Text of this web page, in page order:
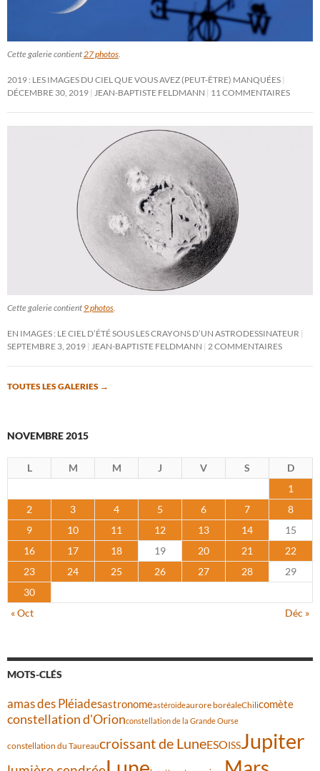
Cette galerie contient 27 photos
2019 : LES IMAGES DU CIEL QUE VOUS AVEZ (PEUT-ÊTRE) MANQUÉES
DÉCEMBRE 30, 2019
JEAN-BAPTISTE FELDMANN 11 COMMENTAIRES
Cette galerie contient 9 photos
EN IMAGES : LE CIEL D’ÉTÉ SOUS LES CRAYONS D’UN ASTRODESSINATEUR
SEPTEMBRE 3, 2019
JEAN-BAPTISTE FELDMANN 2 COMMENTAIRES
TOUTES LES GALERIES →
NOVEMBRE 2015
L M M J V S
D
1
2
3 4 5 6 7
8
9
10 11 12 13 14
15
16
17 18 19 20 21
22
23
24 25 26 27 28
29
30
« Oct
Déc »
MOTS-CLÉS
amas des Pléiadesastronomeastéroïdeaurore boréaleChilicomète
constellation d'Orionconstellation de la Grande Ourse
constellation du Taureaucroissant de LuneESOISSJupiter